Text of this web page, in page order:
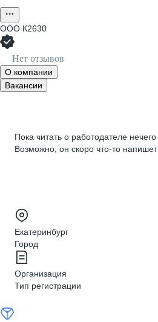
ООО К2630
Нет отзывов
О компании
Вакансии
Пока читать о работодателе нечего
Возможно, он скоро что‑то напишет
Екатеринбург
Город
Организация
Тип регистрации